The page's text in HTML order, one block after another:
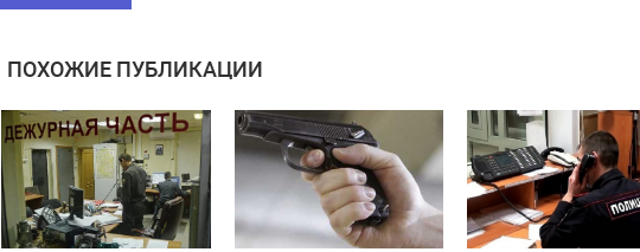
ПОХОЖИЕ ПУБЛИКАЦИИ